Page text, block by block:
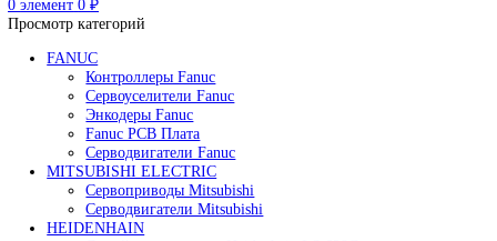
Редуктор Fanuc Робот
Робот Delta Fanuc
Робот Fanuc LR Mate
Робот Fanuc для сварки
элемент / 0₽
Меню
элемент 0₽
Просмотр категорий